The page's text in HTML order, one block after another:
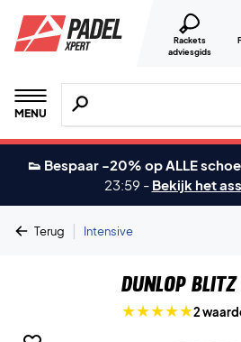
Rackets
adviesgids
MENU
Zoeken naar producten,
👟 Bespaar -20% op ALLE
23:59 - Bekijk het
Terug | Intensive
Dunlop Blitz
2